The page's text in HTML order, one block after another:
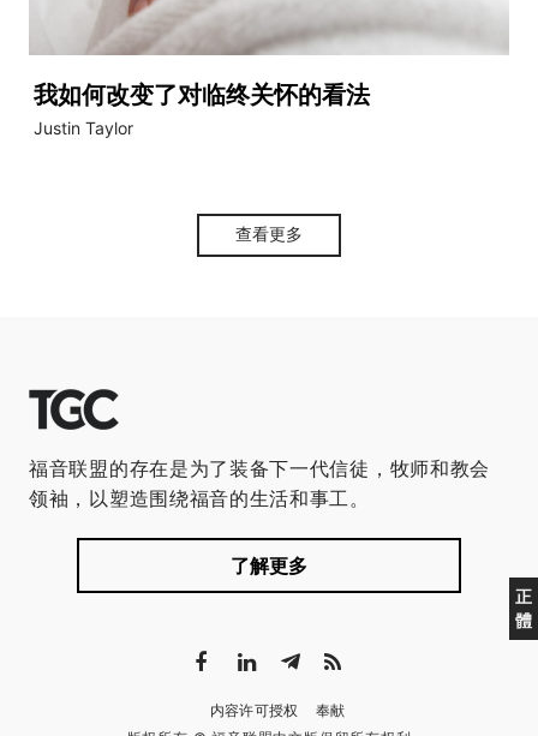
我如何改变了对临终关怀的看法
Justin Taylor
查看更多
正
體
福音联盟的存在是为了装备下一代信徒，牧师和教会
领袖，以塑造围绕福音的生活和事工。
了解更多
内容许可授权
奉献